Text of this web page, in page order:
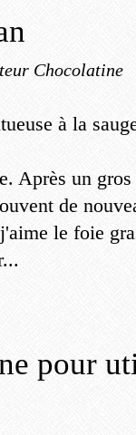
Chocolatine
Après un
de
le foie
pour